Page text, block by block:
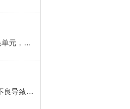
如果实在不行，就是耳机与手机不兼容，可以更换耳机试试。拓展资料耳机(Earphones; Headphones; Head-sets; Earpieces)是一对转换单元，它接受媒体播放器或接收器所发出的电讯号，利用贴近耳朵的扬声器将其转化成可以听到的音波。耳机一般是与媒体播放器可分离的，利用一个插头连接。好处是在不影响 正文 1 耳机孔和...
这种情况一般分为两种，一种是设置不对导致的嗡嗡杂音，只需要把麦克风处的播放音量设置为0就可以。 另外一种就是电脑电源接地不良导致的，这时候需要接地线就可以解决.（笔记本也是一样，拔掉电源 ，如果嗡嗡声消失，就说明电源接地不好）方法/步骤 1 首先看下电脑设置，打开Realtek高清晰音频管理器，在这里进行设置...